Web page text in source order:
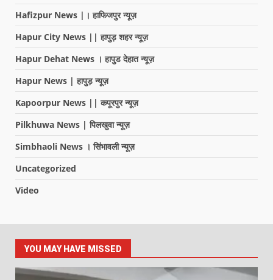
Hafizpur News |। हाफिजपुर न्यूज़
Hapur City News || हापुड़ शहर न्यूज़
Hapur Dehat News । हापुड देहात न्यूज़
Hapur News | हापुड़ न्यूज़
Kapoorpur News || कपूरपुर न्यूज़
Pilkhuwa News | पिलखुवा न्यूज़
Simbhaoli News । सिंभावली न्यूज़
Uncategorized
Video
YOU MAY HAVE MISSED